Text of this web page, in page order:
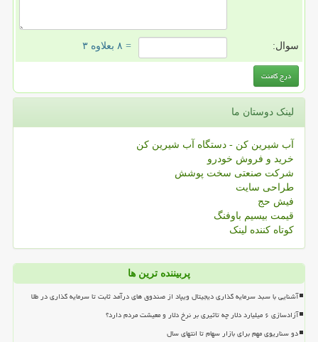
سوال: = ۸ بعلاوه ۳
لینک دوستان ما
آب شیرین کن - دستگاه آب شیرین کن
خرید و فروش خودرو
شرکت صنعتی سخت پوشش
طراحی سایت
فیش حج
قیمت بیسیم باوفنگ
کوتاه کننده لینک
پربیننده ترین ها
آشنایی با سبد سرمایه گذاری دیجیتال ویپاد از صندوق های درآمد ثابت تا سرمایه گذاری در طلا
آزادسازی ۶ میلیارد دلار چه تاثیری بر نرخ دلار و معیشت مردم دارد؟
دو سناریوی مهم برای بازار سهام تا انتهای سال